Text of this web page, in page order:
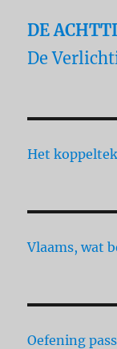
DE
De
Het
Vlaams, wat
Oefening